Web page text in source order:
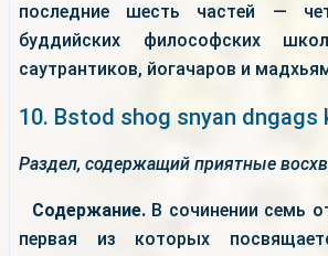
последние шесть частей —
буддийских философских
саутрантиков, йогачаров и
10. Bstod shog snyan dngags
Раздел, содержащий приятные
Содержание. В сочинении семь
первая из которых